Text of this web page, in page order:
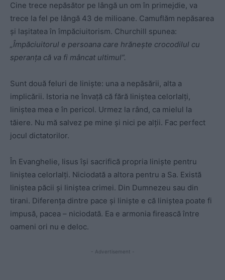
Cine trece nepăsător pe lângă un om în primejdie, va
trece la fel pe lângă 43 de milioane. Camuflăm nepăsarea
și lașitatea în împăciuitorism. Churchill spunea:
„Împăciuitorul e persoana care hrănește crocodilul cu
speranța că va fi mâncat ultimul”.
Sunt două feluri de liniște: una a nepăsării, alta a
implicării. Istoria ne învață că fără liniștea celorlalți,
liniștea mea e în pericol. Urmez la rând, ca mielul la
tăiere. Nu mă salvez pe mine și nici pe alții. Fac perfect
jocul dictatorilor.
În Evanghelie, Iisus își sacrifică propria liniște pentru
liniștea celorlalți. Niciodată a altora pentru a Sa. Există
liniștea păcii și liniștea crimei. Din Dumnezeu sau din
tirani. Diferența dintre pace și liniște e că liniștea poate fi
impusă, pacea – niciodată. Ea e armonia firească între
oameni ori nu e deloc.
- Advertisement -